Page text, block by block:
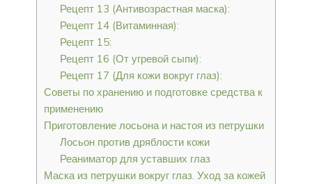
Рецепт 13 (Антивозрастная маска):
Рецепт 14 (Витаминная):
Рецепт 15:
Рецепт 16 (От угревой сыпи):
Рецепт 17 (Для кожи вокруг глаз):
Советы по хранению и подготовке средства к
применению
Приготовление лосьона и настоя из петрушки
Лосьон против дряблости кожи
Реаниматор для уставших глаз
Маска из петрушки вокруг глаз. Уход за кожей